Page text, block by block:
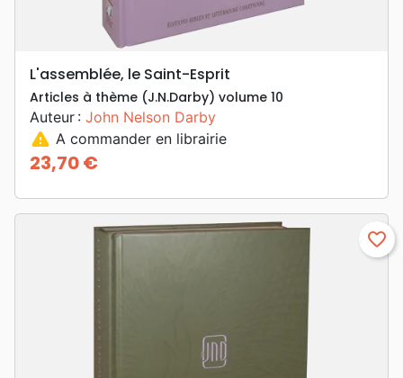
L'assemblée, le Saint-Esprit
Articles à thème (J.N.Darby) volume 10
Auteur : John Nelson Darby
warning A commander en librairie
Prix
23,70 €
favorite_border